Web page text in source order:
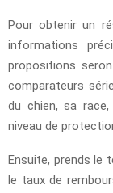
Pour obtenir un
informations
propositions
comparateurs
du chien, sa
niveau de
Ensuite, prends le
le taux de